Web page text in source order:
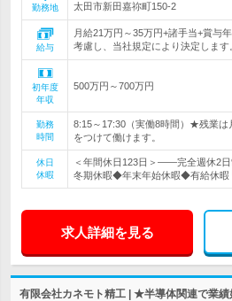
勤務地
太田市新田嘉祢町150-2
給与
月給21万円～35万円+諸手当+賞与
考慮し、当社規定により決定しま
初年度
年収
500万円～700万円
勤務
時間
8:15～17:30（実働8時間）★残業は
をつけて働けます。
休日
休暇
＜年間休日123日＞――完全週休
冬期休暇◆年末年始休暇◆有給休暇
求人詳細を見る
有限会社カネモト精工 | ★半導体関連で業